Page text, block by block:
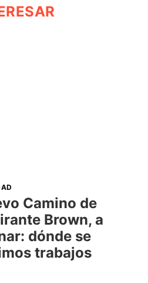
Camino de
Brown, a
dónde se
trabajos